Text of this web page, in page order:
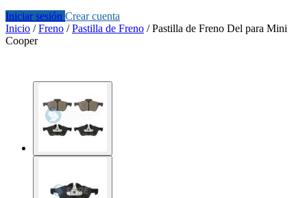
Iniciar sesión Crear cuenta
Inicio /Freno /Pastilla de Freno /Pastilla de Freno Del para Mini
Cooper